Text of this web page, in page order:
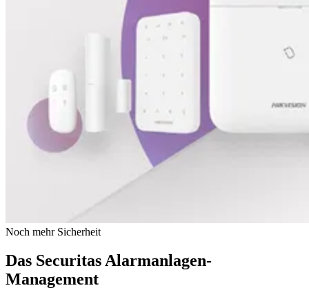
Noch mehr Sicherheit
Das Securitas Alarmanlagen-
Management